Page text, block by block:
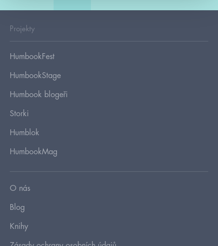
Projekty
HumbookFest
HumbookStage
Humbook blogeři
Storki
Humblok
HumbookMag
O nás
Blog
Knihy